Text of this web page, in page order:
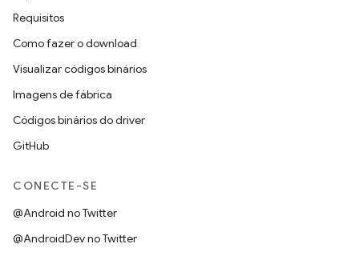
Requisitos
Como fazer o download
Visualizar códigos binários
Imagens de fábrica
Códigos binários do driver
GitHub
CONECTE-SE
@Android no Twitter
@AndroidDev no Twitter